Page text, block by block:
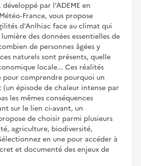
développé par l'ADEME en
vous propose
d'Anlhiac face au climat qui
des données essentielles de
de personnes âgées y
naturels sont présents, quelle
locale... Ces réalités
pour comprendre pourquoi un
(un épisode de chaleur intense par
les mêmes conséquences
sur le lien ci-avant, un
de choisir parmi plusieurs
agriculture, biodiversité,
en une pour accéder à
et documenté des enjeux de